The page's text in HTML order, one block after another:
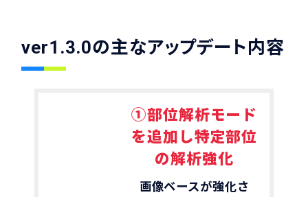
ver1.3.0の主なアップデート内容
①部位解析モード
を追加し特定部位
の解析強化
画像ベースが強化さ